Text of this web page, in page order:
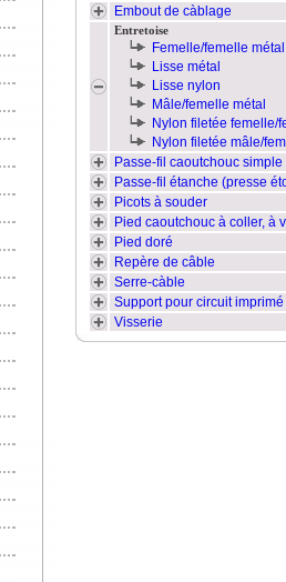
Embout de càblage
Entretoise
Femelle/femelle métal
Lisse métal
Lisse nylon
Mâle/femelle métal
Nylon filetée femelle/
Nylon filetée mâle/
Passe-fil caoutchouc simple
Passe-fil étanche (presse
Picots à souder
Pied caoutchouc à coller, à
Pied doré
Repère de câble
Serre-càble
Support pour circuit imprimé
Visserie